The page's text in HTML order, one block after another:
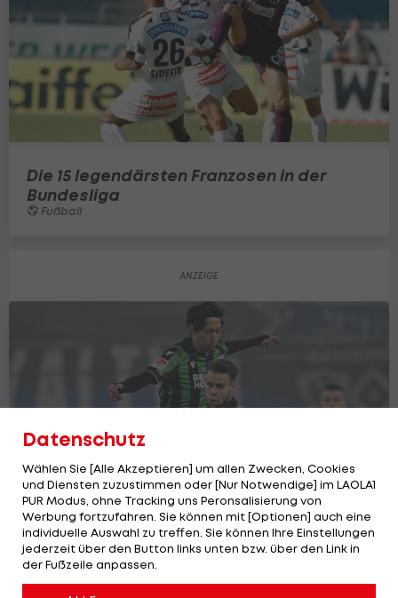
Die 15 legendärsten Franzosen in der
Bundesliga
Fußball
Schaub-Erfolg mit Hannover im direkten
Aufstiegsduell
International
Datenschutz
Wählen Sie [Alle Akzeptieren] um allen Zwecken, Cookies
und Diensten zuzustimmen oder [Nur Notwendige] im LAOLA1
PUR Modus, ohne Tracking uns Peronsalisierung von
Werbung fortzufahren. Sie können mit [Optionen] auch eine
individuelle Auswahl zu treffen. Sie können Ihre Einstellungen
jederzeit über den Button links unten bzw. über den Link in
der Fußzeile anpassen.